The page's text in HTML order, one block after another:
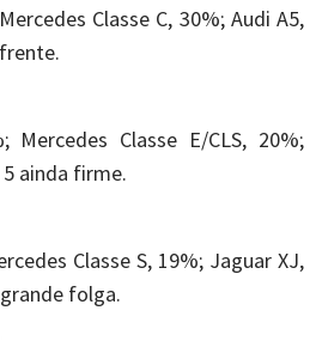
Classe C, 30%; Audi A5,
Mercedes Classe E/CLS, 20%;
5 ainda firme.
Classe S, 19%; Jaguar XJ,
folga.